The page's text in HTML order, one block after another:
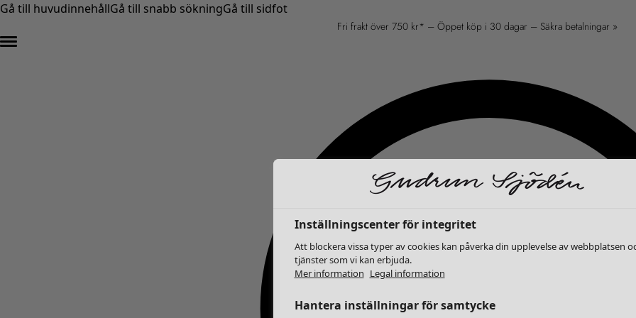
Gå till huvudinnehållGå till snabb sökningGå till sidfot
Fri frakt över 750 kr* – Öppet köp i 30 dagar – Säkra betalningar »
Inställningscenter för integritet
Att blockera vissa typer av cookies kan påverka din upplevelse av webbplatsen
tjänster som vi kan erbjuda.
Mer information Legal information
Hantera inställningar för samtycke